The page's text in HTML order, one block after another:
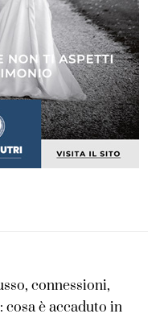
connessioni,
cosa è accaduto in